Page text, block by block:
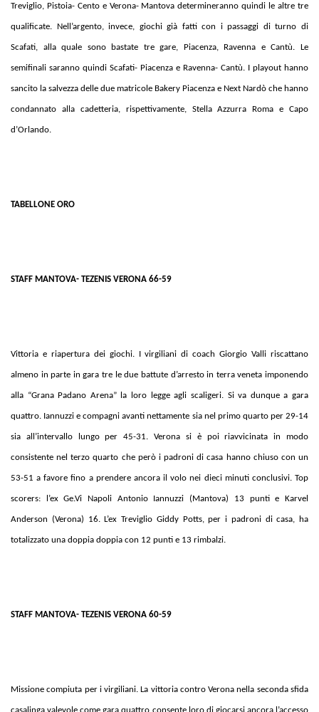
Treviglio, Pistoia- Cento e Verona- Mantova determineranno quindi le altre tre
qualificate. Nell’argento, invece, giochi già fatti con i passaggi di turno di
Scafati, alla quale sono bastate tre gare, Piacenza, Ravenna e Cantù. Le
semifinali saranno quindi Scafati- Piacenza e Ravenna- Cantù. I playout hanno
sancito la salvezza delle due matricole Bakery Piacenza e Next Nardò che hanno
condannato alla cadetteria, rispettivamente, Stella Azzurra Roma e Capo
d’Orlando.
TABELLONE ORO
STAFF MANTOVA- TEZENIS VERONA 66-59
Vittoria e riapertura dei giochi. I virgiliani di coach Giorgio Valli riscattano
almeno in parte in gara tre le due battute d’arresto in terra veneta imponendo
alla “Grana Padano Arena” la loro legge agli scaligeri. Si va dunque a gara
quattro. Iannuzzi e compagni avanti nettamente sia nel primo quarto per 29-14
sia all’intervallo lungo per 45-31. Verona si è poi riavvicinata in modo
consistente nel terzo quarto che però i padroni di casa hanno chiuso con un
53-51 a favore fino a prendere ancora il volo nei dieci minuti conclusivi. Top
scorers: l’ex Ge.Vi Napoli Antonio Iannuzzi (Mantova) 13 punti e Karvel
Anderson (Verona) 16. L’ex Treviglio Giddy Potts, per i padroni di casa, ha
totalizzato una doppia doppia con 12 punti e 13 rimbalzi.
STAFF MANTOVA- TEZENIS VERONA 60-59
Missione compiuta per i virgiliani. La vittoria contro Verona nella seconda sfida
casalinga valevole come gara quattro consente loro di giocarsi ancora l’accesso